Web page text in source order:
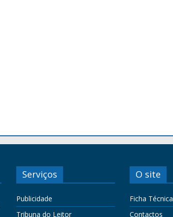
Serviços
Publicidade
Tribuna do Leitor
O site
Ficha Técnica
Contactos